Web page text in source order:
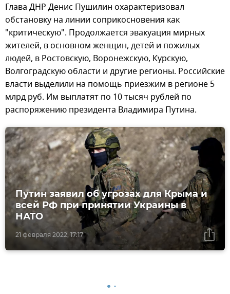
Глава ДНР Денис Пушилин охарактеризовал
обстановку на линии соприкосновения как
"критическую". Продолжается эвакуация мирных
жителей, в основном женщин, детей и пожилых
людей, в Ростовскую, Воронежскую, Курскую,
Волгоградскую области и другие регионы. Российские
власти выделили на помощь приезжим в регионе 5
млрд руб. Им выплатят по 10 тысяч рублей по
распоряжению президента Владимира Путина.
21 февраля 2022, 17:17
Путин заявил об угрозах для Крыма и
всей РФ при принятии Украины в
НАТО